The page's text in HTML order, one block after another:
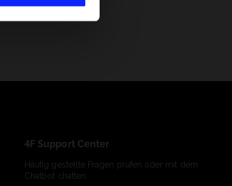
4F Support Center
Häufig gestellte Fragen prüfen oder mit dem
Chatbot chatten: